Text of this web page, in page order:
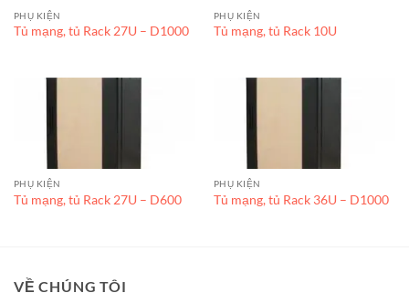
PHỤ KIỆN
Tủ mạng, tủ Rack 27U – D1000
PHỤ KIỆN
Tủ mạng, tủ Rack 10U
PHỤ KIỆN
Tủ mạng, tủ Rack 27U – D600
PHỤ KIỆN
Tủ mạng, tủ Rack 36U – D1000
VỀ CHÚNG TÔI